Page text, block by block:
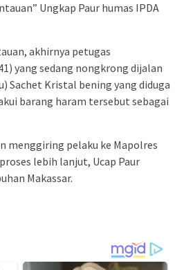
Ungkap Paur humas IPDA
akhirnya petugas
yang sedang nongkrong dijalan
Sachet Kristal bening yang diduga
barang haram tersebut sebagai
menggiring pelaku ke Mapolres
lebih lanjut, Ucap Paur
Makassar.